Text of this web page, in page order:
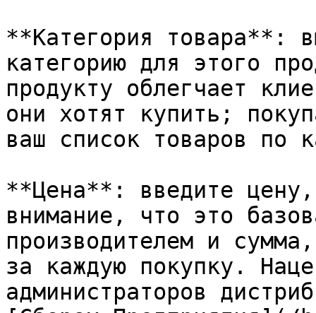
**Категория товара**:
категорию для этого
продукту облегчает
они хотят купить;
ваш список товаров по
**Цена**: введите цену,
внимание, что это
производителем и
за каждую покупку.
администраторов